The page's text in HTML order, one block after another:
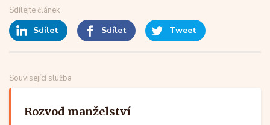
Sdílejte článek
Sdílet Sdílet Tweet
Související služba
Rozvod manželství